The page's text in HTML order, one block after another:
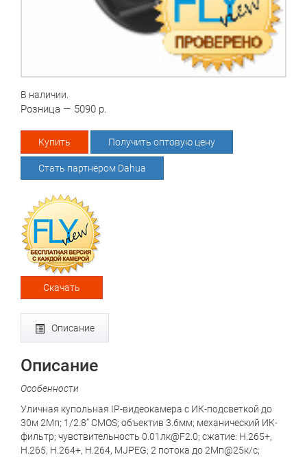
В наличии.
Розница — 5090 р.
Купить Получить оптовую цену
Стать партнёром Dahua
Скачать
Описание
Описание
Особенности
Уличная купольная IP-видеокамера с ИК-подсветкой до
30м 2Мп; 1/2.8” CMOS; объектив 3.6мм; механический ИК-
фильтр; чувствительность 0.01лк@F2.0; сжатие: H.265+,
H.265, H.264+, H.264, MJPEG; 2 потока до 2Мп@25к/с;